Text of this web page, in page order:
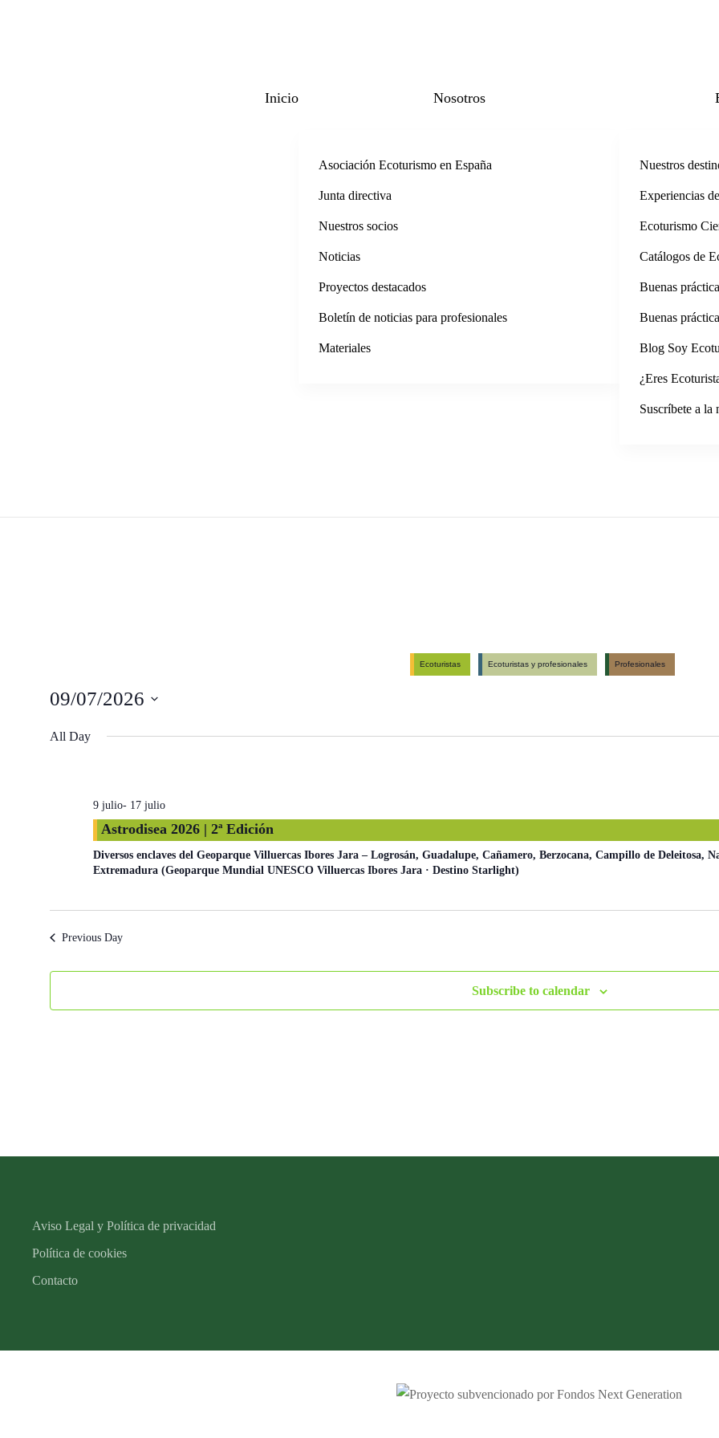
Inicio Nosotros
Asociación Ecoturismo en España
Junta directiva
Nuestros socios
Noticias
Proyectos destacados
Boletín de noticias para profesionales
Materiales
Nuestros
Experiencias
Ecoturismo
Catálogos de
Buenas
Buenas
Blog Soy
¿Eres
Suscríbete a la
Ecoturistas Ecoturistas y profesionales Profesionales
09/07/2026
All Day
9 julio- 17 julio
Astrodisea 2026 | 2ª Edición
Diversos enclaves del Geoparque Villuercas Ibores Jara – Logrosán, Guadalupe, Cañamero, Berzocana, Campillo de Deleitosa,
Extremadura (Geoparque Mundial UNESCO Villuercas Ibores Jara · Destino Starlight)
Previous Day
Subscribe to calendar
Aviso Legal y Política de privacidad
Política de cookies
Contacto